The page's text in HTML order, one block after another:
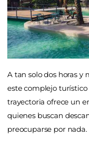
A tan solo dos horas y
este complejo
trayectoria ofrece un
quienes buscan
preocuparse por nada.